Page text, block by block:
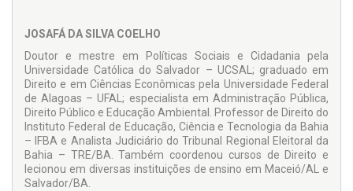
da crise dos partidos e da representação política no Brasil,
viabilizando a própria democracia representativa e o legítimo
pluripartidarismo, ainda mais quando a cláusula de barreira
vigente possuir a inteligência jurídica de não obstruir a
criação de novos partidos ou impedir o funcionamento
parlamentar das organizações partidárias já existentes.
JOSAFÁ DA SILVA COELHO
Doutor e mestre em Políticas Sociais e Cidadania pela
Universidade Católica do Salvador – UCSAL; graduado em
Direito e em Ciências Econômicas pela Universidade Federal
de Alagoas – UFAL; especialista em Administração Pública,
Direito Público e Educação Ambiental. Professor de Direito do
Instituto Federal de Educação, Ciência e Tecnologia da Bahia
– IFBA e Analista Judiciário do Tribunal Regional Eleitoral da
Bahia – TRE/BA. Também coordenou cursos de Direito e
lecionou em diversas instituições de ensino em Maceió/AL e
Salvador/BA.